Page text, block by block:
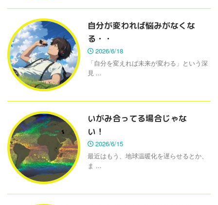
自分が変われば悩みがなくな
る・・
2026/6/18
「自分を変えれば未来が変わる」という深
見 ...
いがみ合ってる場合じゃな
い！
2026/6/15
最近はもう、地球温暖化を遅らせるとか、
ま ...